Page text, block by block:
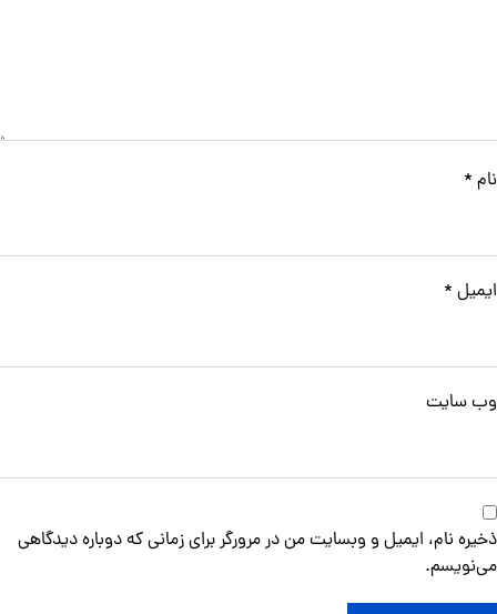
نام *
ایمیل *
وب‌ سایت
ذخیره نام، ایمیل و وبسایت من در مرورگر برای زمانی که دوباره دیدگاهی
می‌نویسم.